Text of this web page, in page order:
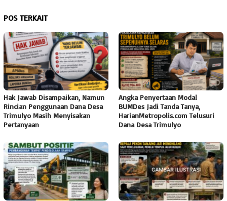
POS TERKAIT
Hak Jawab Disampaikan, Namun
Rincian Penggunaan Dana Desa
Trimulyo Masih Menyisakan
Pertanyaan
Angka Penyertaan Modal
BUMDes Jadi Tanda Tanya,
HarianMetropolis.com Telusuri
Dana Desa Trimulyo